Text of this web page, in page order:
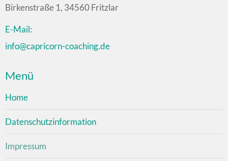
Birkenstraße 1, 34560 Fritzlar
E-Mail:
info@capricorn-coaching.de
Menü
Home
Datenschutzinformation
Impressum